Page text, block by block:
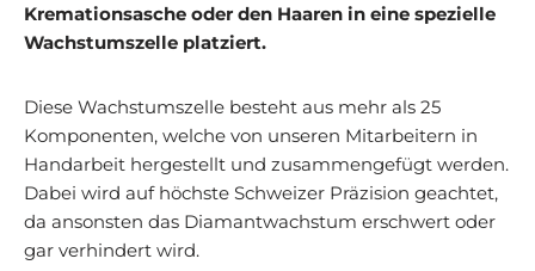
Kremationsasche oder den Haaren in eine spezielle
Wachstumszelle platziert.
Diese Wachstumszelle besteht aus mehr als 25
Komponenten, welche von unseren Mitarbeitern in
Handarbeit hergestellt und zusammengefügt werden.
Dabei wird auf höchste Schweizer Präzision geachtet,
da ansonsten das Diamantwachstum erschwert oder
gar verhindert wird.